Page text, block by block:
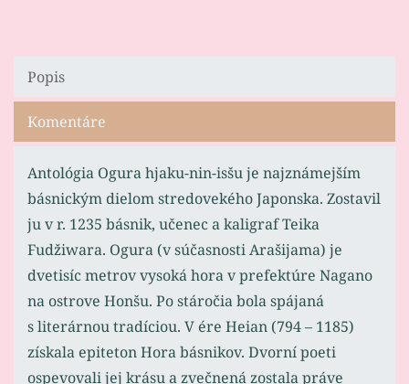
Popis
Komentáre
Antológia Ogura hjaku-nin-isšu je najznámejším
básnickým dielom stredovekého Japonska. Zostavil
ju v r. 1235 básnik, učenec a kaligraf Teika
Fudžiwara. Ogura (v súčasnosti Arašijama) je
dvetisíc metrov vysoká hora v prefektúre Nagano
na ostrove Honšu. Po stáročia bola spájaná
s literárnou tradíciou. V ére Heian (794 – 1185)
získala epiteton Hora básnikov. Dvorní poeti
ospevovali jej krásu a zvečnená zostala práve